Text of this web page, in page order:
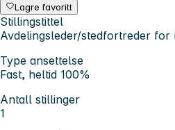
Lagre favoritt
Stillingstittel
Avdelingsleder/stedfortreder for
Type ansettelse
Fast, heltid 100%
Antall stillinger
1